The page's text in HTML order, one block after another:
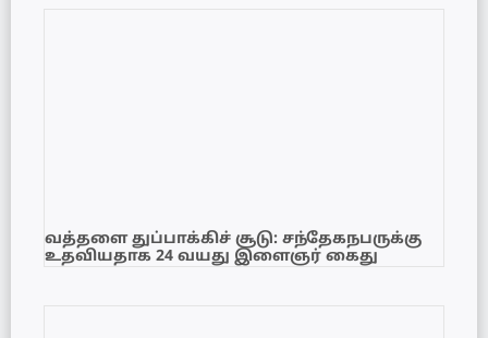
வத்தளை துப்பாக்கிச் சூடு: சந்தேகநபருக்கு
உதவியதாக 24 வயது இளைஞர் கைது